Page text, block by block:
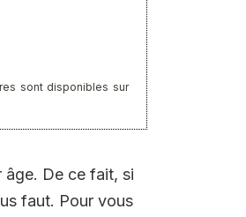
sont disponibles sur
âge. De ce fait, si
faut. Pour vous